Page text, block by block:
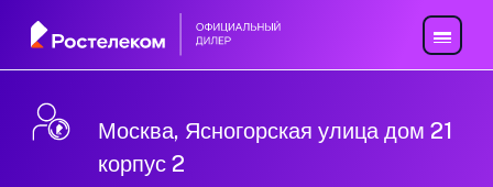
Москва, Ясногорская улица дом 21
корпус 2